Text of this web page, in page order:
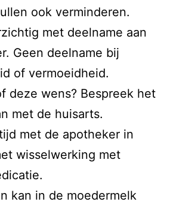
ook verminderen.
met deelname aan
Geen deelname bij
of vermoeidheid.
deze wens? Bespreek het
met de huisarts.
met de apotheker in
wisselwerking met
kan in de moedermelk